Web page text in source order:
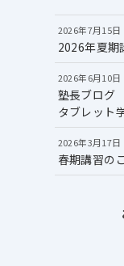
2026年7月15日
2026年夏期
2026年6月10日
塾長ブログ
タブレッ
2026年3月17日
春期講習の